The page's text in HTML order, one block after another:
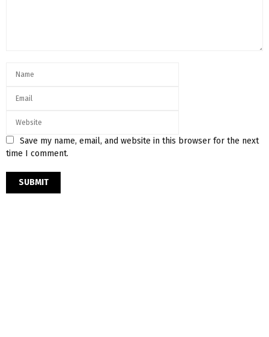
Save my name, email, and website in this browser for the next
time I comment.